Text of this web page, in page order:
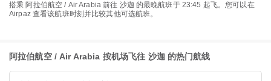
搭乘 阿拉伯航空 / Air Arabia 前往 沙迦 的最晚航班于 23:45 起飞。您可以在
Airpaz 查看该航班时刻并比较其他可选航班。
阿拉伯航空 / Air Arabia 按机场飞往 沙迦 的热门航线